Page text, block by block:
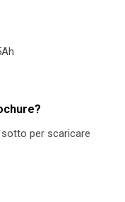
per scaricare